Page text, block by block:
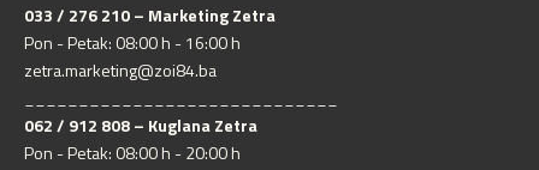
033 / 276 210 – Marketing Zetra
Pon - Petak: 08:00 h - 16:00 h
zetra.marketing@zoi84.ba
062 / 912 808 – Kuglana Zetra
Pon - Petak: 08:00 h - 20:00 h